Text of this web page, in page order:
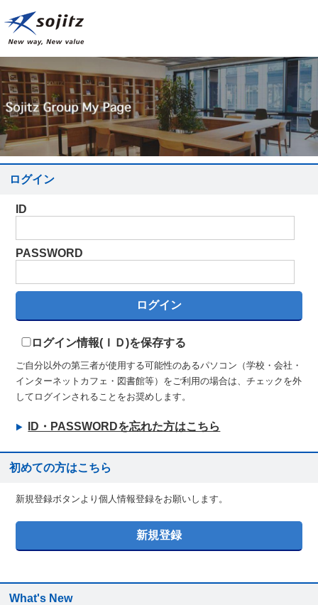
ログイン
ID
PASSWORD
ログイン情報(ＩＤ)を保存する
ご自分以外の第三者が使用する可能性のあるパソコン（学校・会社・
インターネットカフェ・図書館等）をご利用の場合は、チェックを外
してログインされることをお奨めします。
ID・PASSWORDを忘れた方はこちら
初めての方はこちら
新規登録ボタンより個人情報登録をお願いします。
What's New